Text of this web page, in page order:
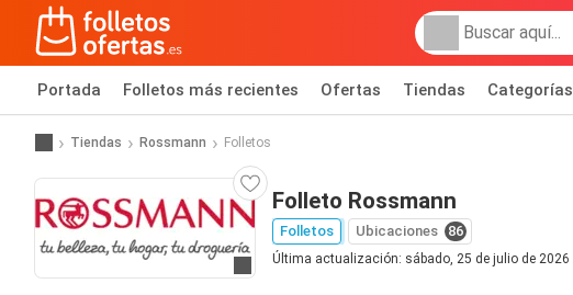
Portada Folletos más recientes Ofertas Tiendas Categorías
Tiendas Rossmann Folletos
Ir a la web
Folleto Rossmann
Folletos Ubicaciones 86
Última actualización: sábado, 25 de julio de 2026